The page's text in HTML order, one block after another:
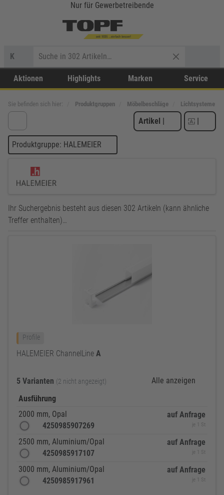
Nur für Gewerbetreibende
K
Aktionen Highlights Marken Service
Sie befinden sich hier: Produktgruppen Möbelbeschläge Lichtsysteme
Artikel | |
Produktgruppe: HALEMEIER
Ihr Suchergebnis besteht aus diesen 302 Artikeln (kann ähnliche
Treffer enthalten)…
Profile
HALEMEIER ChannelLine A
5 Varianten (2 nicht angezeigt)
Alle anzeigen
Ausführung
2000 mm, Opal
4250985907269
auf Anfrage
je 1 St
2500 mm, Aluminium/Opal
4250985917107
auf Anfrage
je 1 St
3000 mm, Aluminium/Opal
4250985917961
auf Anfrage
je 1 St